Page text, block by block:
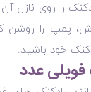
را روی نازل آن
پمپ را روشن
خود باشید.
فویلی عدد